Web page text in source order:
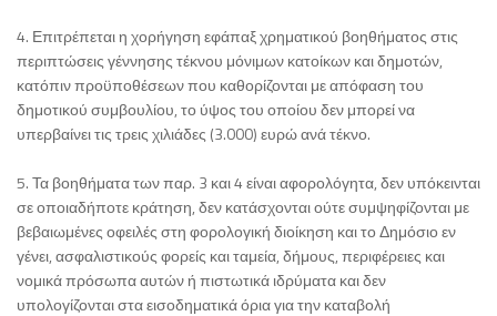
4. Επιτρέπεται η χορήγηση εφάπαξ χρηματικού βοηθήματος στις
περιπτώσεις γέννησης τέκνου μόνιμων κατοίκων και δημοτών,
κατόπιν προϋποθέσεων που καθορίζονται με απόφαση του
δημοτικού συμβουλίου, το ύψος του οποίου δεν μπορεί να
υπερβαίνει τις τρεις χιλιάδες (3.000) ευρώ ανά τέκνο.
5. Τα βοηθήματα των παρ. 3 και 4 είναι αφορολόγητα, δεν υπόκεινται
σε οποιαδήποτε κράτηση, δεν κατάσχονται ούτε συμψηφίζονται με
βεβαιωμένες οφειλές στη φορολογική διοίκηση και το Δημόσιο εν
γένει, ασφαλιστικούς φορείς και ταμεία, δήμους, περιφέρειες και
νομικά πρόσωπα αυτών ή πιστωτικά ιδρύματα και δεν
υπολογίζονται στα εισοδηματικά όρια για την καταβολή